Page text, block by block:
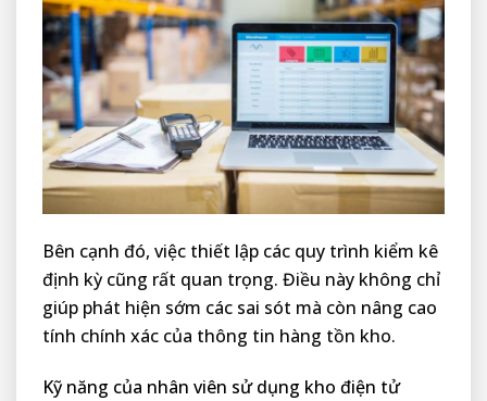
Bên cạnh đó, việc thiết lập các quy trình kiểm kê
định kỳ cũng rất quan trọng. Điều này không chỉ
giúp phát hiện sớm các sai sót mà còn nâng cao
tính chính xác của thông tin hàng tồn kho.
Kỹ năng của nhân viên sử dụng kho điện tử